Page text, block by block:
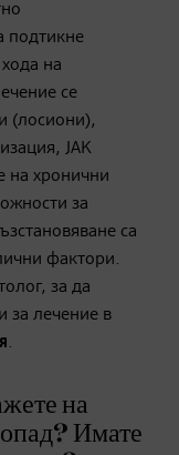
подтикне
на
се
(лосиони),
JAK
на хронични
за
са
фактори.
за да
за лечение в
.
на
Имате